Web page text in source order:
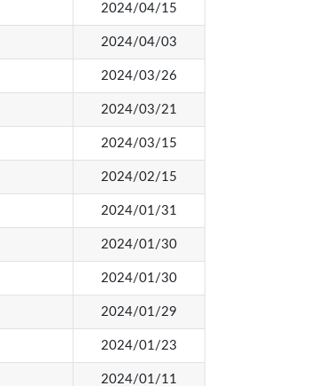
2024/04/15
2024/04/03
2024/03/26
2024/03/21
2024/03/15
2024/02/15
2024/01/31
2024/01/30
2024/01/30
2024/01/29
2024/01/23
2024/01/11